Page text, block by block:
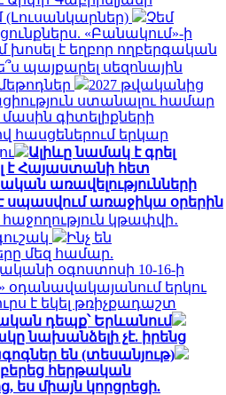
(Լուսանկարներ)
Չեմ
«Բանակում»-ի
է եղբոր ողբերգական
պայքարել սեզոնային
2027 թվականից
ստանալու համար
գիտելիքների
հասցեներում երկար
Ալիևը նամակ է գրել
է Հայաստանի հետ
առավելությունների
սպասվում առաջիկա օրերին
կթափվի․
Ինչ են
մեզ համար.
օգոստոսի 10-16-ի
օդանավակայանում երկու
է եկել թռիչքադաշտ
դեպք՝ Երևանում
նախանձելի չէ. իրենց
են (տեսանյութ)
բերեց հերթական
միայն կորցրեցի.